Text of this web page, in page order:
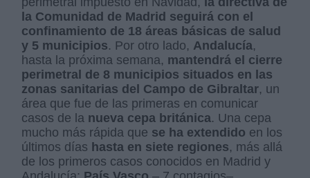
la Comunidad de Madrid seguirá con el
confinamiento de 18 áreas básicas de salud
y 5 municipios. Por otro lado, Andalucía,
hasta la próxima semana, mantendrá el cierre
perimetral de 8 municipios situados en las
zonas sanitarias del Campo de Gibraltar, un
área que fue de las primeras en comunicar
casos de la nueva cepa británica. Una cepa
mucho más rápida que se ha extendido en los
últimos días hasta en siete regiones, más allá
de los primeros casos conocidos en Madrid y